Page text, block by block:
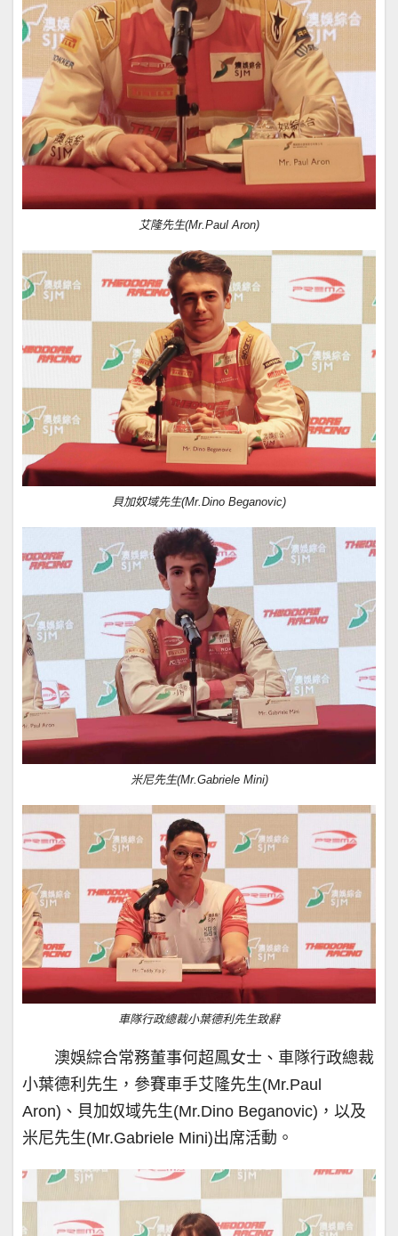
艾隆先生(Mr.Paul Aron)
貝加奴域先生(Mr.Dino Beganovic)
米尼先生(Mr.Gabriele Mini)
車隊行政總裁小葉德利先生致辭
澳娛綜合常務董事何超鳳女士、車隊行政總裁
小葉德利先生，參賽車手艾隆先生(Mr.Paul
Aron)、貝加奴域先生(Mr.Dino Beganovic)，以及
米尼先生(Mr.Gabriele Mini)出席活動。